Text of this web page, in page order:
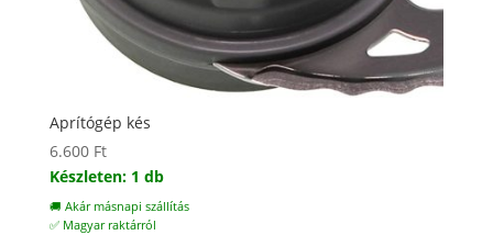
Aprítógép kés
6.600 Ft
Készleten: 1 db
🚚 Akár másnapi szállítás
✅ Magyar raktárról